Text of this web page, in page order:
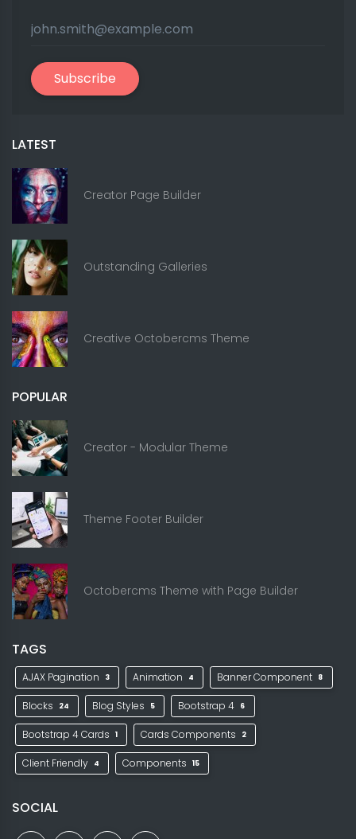
Subscribe
LATEST
Creator Page Builder
Outstanding Galleries
Creative Octobercms Theme
POPULAR
Creator - Modular Theme
Theme Footer Builder
Octobercms Theme with Page Builder
TAGS
AJAX Pagination 3 Animation 4 Banner Component 8
Blocks 24 Blog Styles 5 Bootstrap 4 6
Bootstrap 4 Cards 1 Cards Components 2
Client Friendly 4 Components 15
SOCIAL